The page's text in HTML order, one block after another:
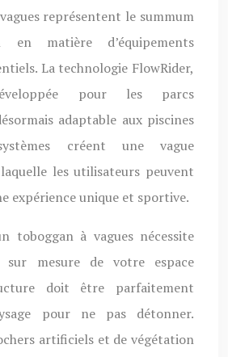
représentent le summum
en matière d’équipements
La technologie FlowRider,
pour les parcs
adaptable aux piscines
créent une vague
les utilisateurs peuvent
expérience unique et sportive.
toboggan à vagues nécessite
sur mesure de votre espace
doit être parfaitement
pour ne pas détonner.
artificiels et de végétation